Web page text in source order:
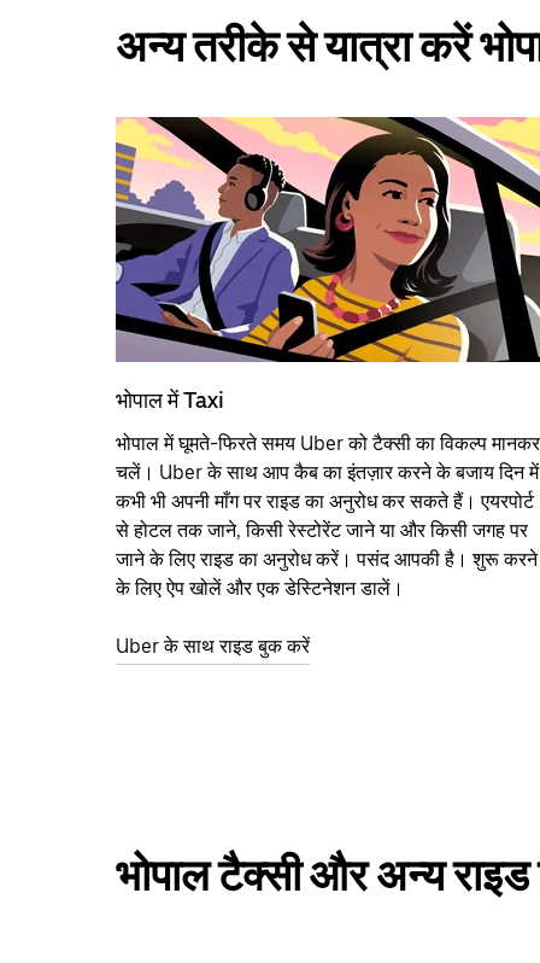
अन्य तरीके से यात्रा करें
भोपाल में Taxi
भोपाल में घूमते-फिरते समय Uber को टैक्सी का विकल्प मानकर
चलें। Uber के साथ आप कैब का इंतज़ार करने के बजाय दिन में
कभी भी अपनी माँग पर राइड का अनुरोध कर सकते हैं। एयरपोर्ट
से होटल तक जाने, किसी रेस्टोरेंट जाने या और किसी जगह पर
जाने के लिए राइड का अनुरोध करें। पसंद आपकी है। शुरू करने
के लिए ऐप खोलें और एक डेस्टिनेशन डालें।
Uber के साथ राइड बुक करें
भोपाल टैक्सी और अन्य राइड